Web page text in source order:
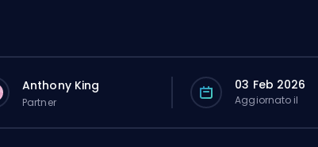
Anthony King
Partner
03 Feb 2026
Aggiornato il